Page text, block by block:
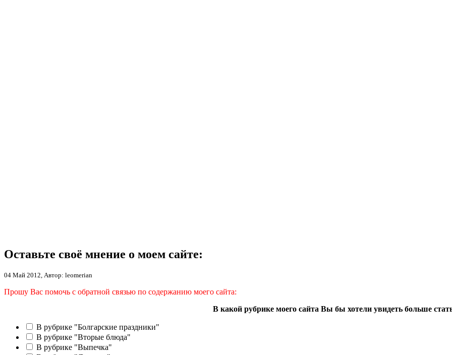
Оставьте своё мнение о моем сайте:
04 Май 2012, Автор: leomerian
Прошу Вас помочь с обратной связью по содержанию моего сайта:
В какой рубрике моего сайта Вы бы хотели увидеть больше
В рубрике "Болгарские праздники"
В рубрике "Вторые блюда"
В рубрике "Выпечка"